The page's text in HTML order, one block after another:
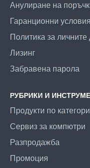
Анулиране на
Гаранционни условия
Политика за личните
Лизинг
Забравена парола
РУБРИКИ И
Продукти по
Сервиз за компютри
Разпродажба
Промоция